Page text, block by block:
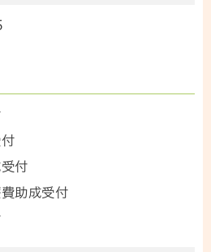
付
助成受付